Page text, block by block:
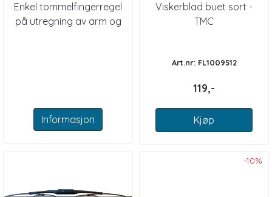
Enkel tommelfingerregel
på utregning av arm og
Informasjon
Viskerblad buet sort -
TMC
Art.nr: FL1009512
119,-
Kjøp
-10%